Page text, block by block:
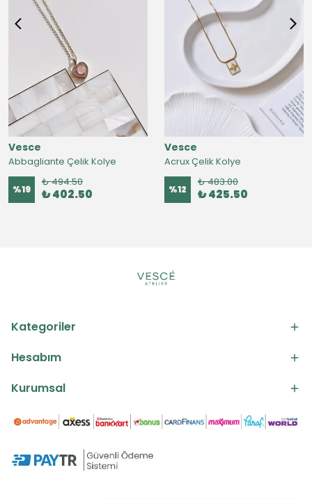
Vesce
Abbagliante Çelik Kolye
%19
₺ 494.50
₺ 402.50
Vesce
Acrux Çelik Kolye
%12
₺ 483.00
₺ 425.50
Kategoriler
Hesabım
Kurumsal